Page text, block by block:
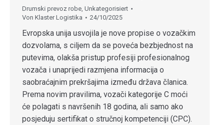
Drumski prevoz robe, Unkategorisiert
Von Klaster Logistika 24/10/2025
Evropska unija usvojila je nove propise o vozačkim
dozvolama, s ciljem da se poveća bezbjednost na
putevima, olakša pristup profesiji profesionalnog
vozača i unaprijedi razmjena informacija o
saobraćajnim prekršajima između država članica.
Prema novim pravilima, vozači kategorije C moći
će polagati s navršenih 18 godina, ali samo ako
posjeduju sertifikat o stručnoj kompetenciji (CPC).